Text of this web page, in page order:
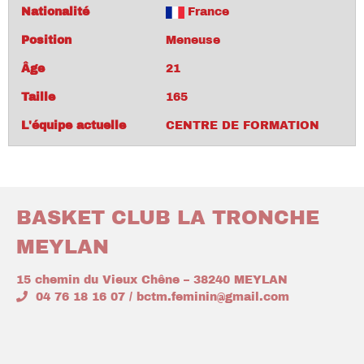
Nationalité France
Position Meneuse
Âge 21
Taille 165
L'équipe actuelle CENTRE DE FORMATION
BASKET CLUB LA TRONCHE
MEYLAN
15 chemin du Vieux Chêne – 38240 MEYLAN
04 76 18 16 07 / bctm.feminin@gmail.com